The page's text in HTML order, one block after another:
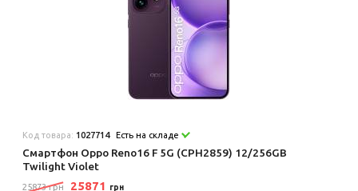
Код товара: 1027714 Есть на складе
Смартфон Oppo Reno16 F 5G (CPH2859) 12/256GB
Twilight Violet
25873 грн 25871 грн